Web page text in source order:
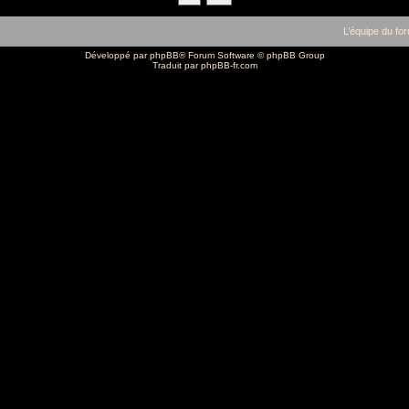
L’équipe du
Développé parphpBB® Forum Software © phpBB Group
Traduit parphpBB-fr.com